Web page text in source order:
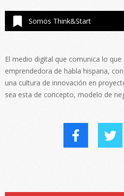
Somos Think&Start
El medio digital que comunica lo
emprendedora de habla hispana,
una cultura de innovación en
sea esta de concepto, modelo de